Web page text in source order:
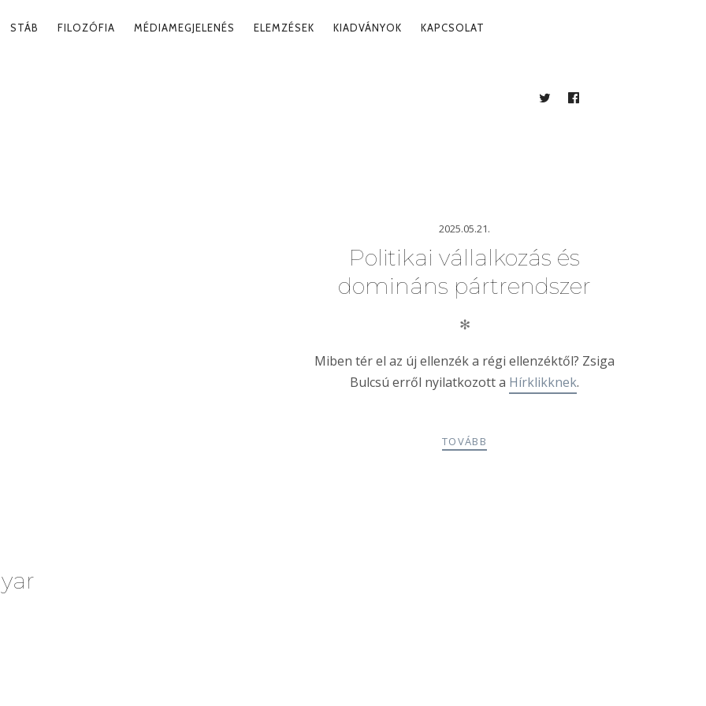
STÁB FILOZÓFIA MÉDIAMEGJELENÉS ELEMZÉSEK KIADVÁNYOK KAPCSOLAT
TWITTERFACEBOOK
2025.05.21.
Politikai vállalkozás és
domináns pártrendszer
✻
Miben tér el az új ellenzék a régi ellenzéktől? Zsiga
Bulcsú erről nyilatkozott a Hírklikknek.
TOVÁBB